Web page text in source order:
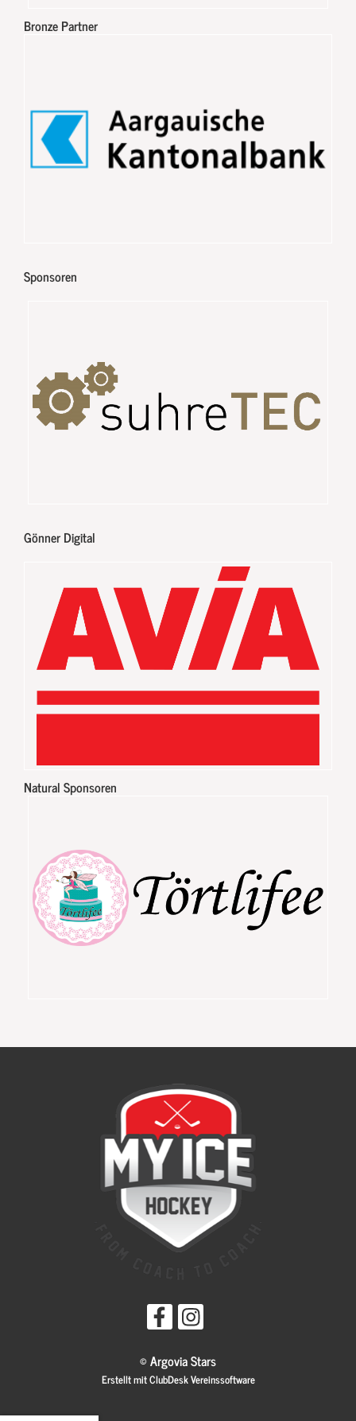
Bronze Partner
Sponsoren
Gönner Digital
Natural Sponsoren
© Argovia Stars
Erstellt mit ClubDesk Vereinssoftware